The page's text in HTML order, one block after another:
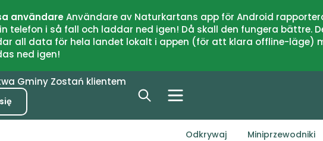
användareAnvändare av Naturkartans app för Android
telefon i så fall och laddar ned igen! Då skall den fungera bättre.
all data för hela landet lokalt i appen (för att klara offline-läge)
ned igen!
Gminy Zostań klientem
Odkrywaj Miniprzewodniki